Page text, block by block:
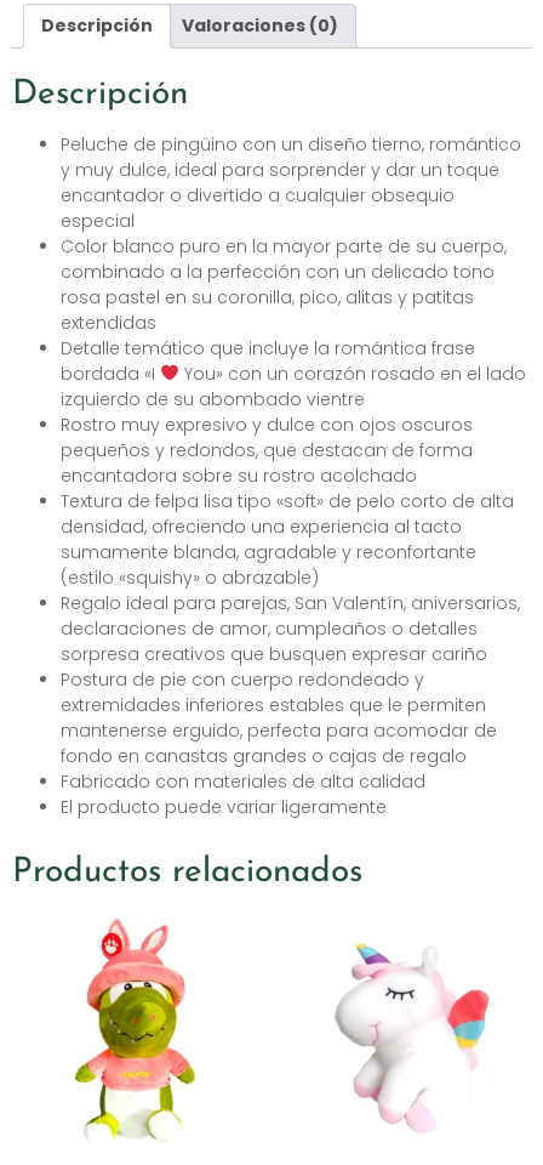
Descripción Valoraciones (0)
Descripción
Peluche de pingüino con un diseño tierno, romántico
y muy dulce, ideal para sorprender y dar un toque
encantador o divertido a cualquier obsequio
especial
Color blanco puro en la mayor parte de su cuerpo,
combinado a la perfección con un delicado tono
rosa pastel en su coronilla, pico, alitas y patitas
extendidas
Detalle temático que incluye la romántica frase
bordada «I
You» con un corazón rosado en el lado
izquierdo de su abombado vientre
Rostro muy expresivo y dulce con ojos oscuros
pequeños y redondos, que destacan de forma
encantadora sobre su rostro acolchado
Textura de felpa lisa tipo «soft» de pelo corto de alta
densidad, ofreciendo una experiencia al tacto
sumamente blanda, agradable y reconfortante
(estilo «squishy» o abrazable)
Regalo ideal para parejas, San Valentín, aniversarios,
declaraciones de amor, cumpleaños o detalles
sorpresa creativos que busquen expresar cariño
Postura de pie con cuerpo redondeado y
extremidades inferiores estables que le permiten
mantenerse erguido, perfecta para acomodar de
fondo en canastas grandes o cajas de regalo
Fabricado con materiales de alta calidad
El producto puede variar ligeramente
Productos relacionados